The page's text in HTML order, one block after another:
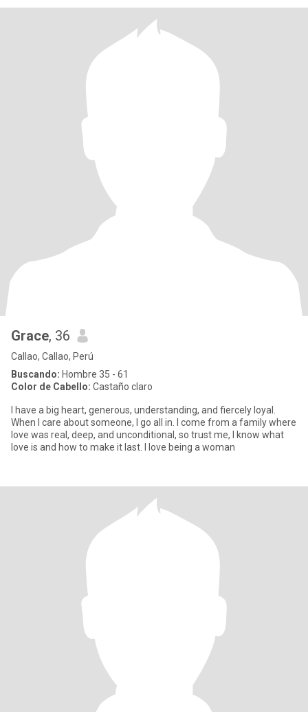
Grace, 36
Callao, Callao, Perú
Buscando: Hombre 35 - 61
Color de Cabello: Castaño claro
I have a big heart, generous, understanding, and fiercely loyal.
When I care about someone, I go all in. I come from a family where
love was real, deep, and unconditional, so trust me, I know what
love is and how to make it last. I love being a woman